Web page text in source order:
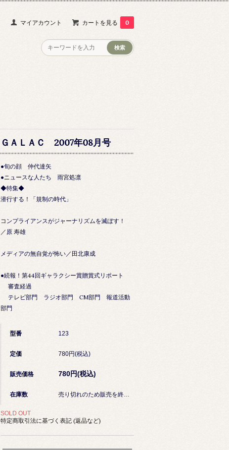
マイアカウント カートを見る 0
ＧＡＬＡＣ 2007年08月号
●旬の顔 仲代達矢
●ニュースな人たち 雨宮処凛
◆特集◆
潜行する！「規制の時代」
コンプライアンスがジャーナリズムを滅ぼす！
／原 寿雄
メディアの無自覚が怖い／田北康成
●続報！第44回ギャラクシー賞贈賞式リポート
審査経過
テレビ部門 ラジオ部門 CM部門 報道活動
部門
型番 123
定価 780円(税込)
販売価格 780円(税込)
在庫数 売り切れのため販売を終了しました
SOLD OUT
特定商取引法に基づく表記 (返品など)